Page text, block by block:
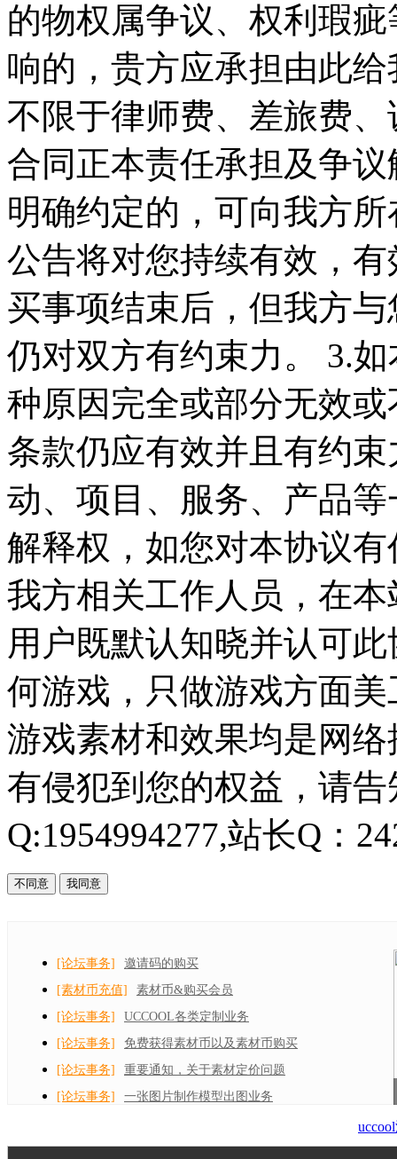
的物权属争议、权利瑕
响的，贵方应承担由此
不限于律师费、差旅费
合同正本责任承担及争
明确约定的，可向我方
公告将对您持续有效，
买事项结束后，但我方
仍对双方有约束力。 3.
种原因完全或部分无效
条款仍应有效并且有约
动、项目、服务、产品
解释权，如您对本协议
我方相关工作人员，在
用户既默认知晓并认可
何游戏，只做游戏方面
游戏素材和效果均是网
有侵犯到您的权益，请
Q:1954994277,站长Q：
不同意 我同意
[论坛事务]
邀请码的购买
[素材币充值]
素材币&购买会员
[论坛事务]
UCCOOL各类定制业务
[论坛事务]
免费获得素材币以及素材币购买
[论坛事务]
重要通知，关于素材定价问题
[论坛事务]
一张图片制作模型出图业务